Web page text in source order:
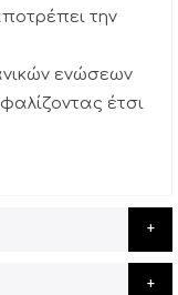
την
ενώσεων
έτσι